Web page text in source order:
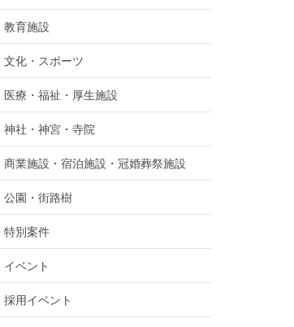
教育施設
文化・スポーツ
医療・福祉・厚生施設
神社・神宮・寺院
商業施設・宿泊施設・冠婚葬祭施設
公園・街路樹
特別案件
イベント
採用イベント